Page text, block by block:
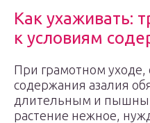
Как ухаживать:
к условиям
При грамотном
содержания азалия
длительным и
растение нежное,